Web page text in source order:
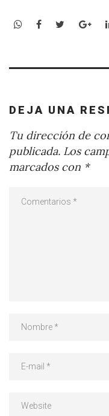
WhatsApp
Facebook
Twitter
DEJA UNA
Tu dirección de
publicada. Los
marcados con *